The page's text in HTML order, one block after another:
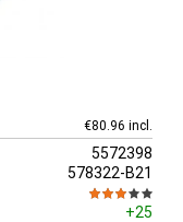
€80.96 incl.
5572398
578322-B21
+25